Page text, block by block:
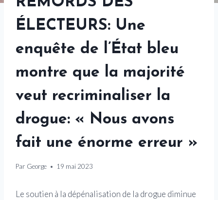
ÉLECTEURS: Une
enquête de l’État bleu
montre que la majorité
veut recriminaliser la
drogue: « Nous avons
fait une énorme erreur »
Par George 19 mai 2023
Le soutien à la dépénalisation de la drogue diminue